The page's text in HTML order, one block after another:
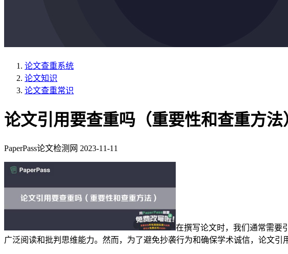
论文查重系统
论文知识
论文查重常识
论文引用要查重吗（重要性和查重方法
PaperPass论文检测网 2023-11-11
在撰写论文时，我们通常需要
广泛阅读和批判思维能力。然而，为了避免抄袭行为和确保学术诚信，论文